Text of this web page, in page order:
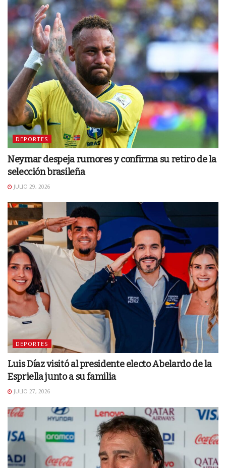
DEPORTES
Neymar despeja rumores y confirma su retiro de la
selección brasileña
JULIO 29, 2026
DEPORTES
Luis Díaz visitó al presidente electo Abelardo de la
Espriella junto a su familia
JULIO 27, 2026